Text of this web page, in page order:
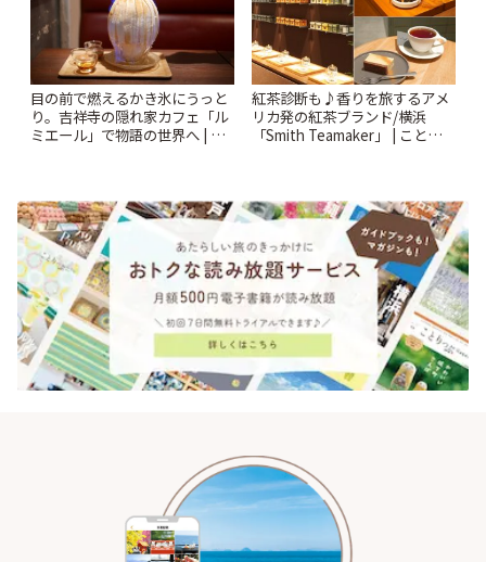
目の前で燃えるかき氷にうっと
り。吉祥寺の隠れ家カフェ「ル
ミエール」で物語の世界へ | こ
紅茶診断も♪香りを旅するアメ
リカ発の紅茶ブランド/横浜
「Smith Teamaker」 | ことりっ